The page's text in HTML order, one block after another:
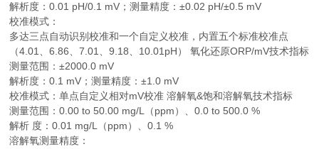
解析度：0.01 pH/0.1 mV；测量精度：±0.02 pH/±0.5 mV
校准模式：
多达三点自动识别校准和一个自定义校准，内置五个标准校准点
（4.01、6.86、7.01、9.18、10.01pH） 氧化还原ORP/mV技术指标
测量范围：±2000.0 mV
解析度：0.1 mV；测量精度：±1.0 mV
校准模式：单点自定义相对mV校准 溶解氧&饱和溶解氧技术指标
测量范围：0.00 to 50.00 mg/L（ppm）、0.0 to 500.0 %
解析 度：0.01 mg/L（ppm）、0.1 %
溶解氧测量精度：